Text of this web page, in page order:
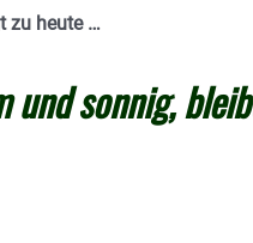
zu heute …
und sonnig,